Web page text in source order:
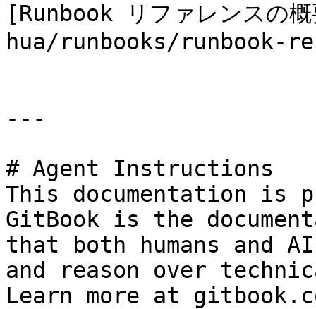
[Runbook リファレンス
hua/runbooks/runbook-
---
# Agent Instructions
This documentation is
GitBook is the
that both humans and
and reason over
Learn more at